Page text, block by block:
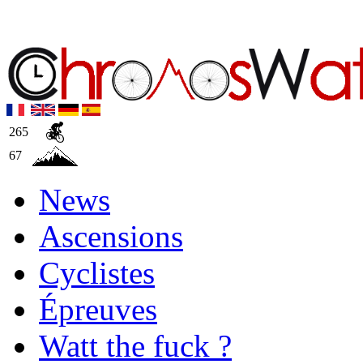
265
67
News
Ascensions
Cyclistes
Épreuves
Watt the fuck ?